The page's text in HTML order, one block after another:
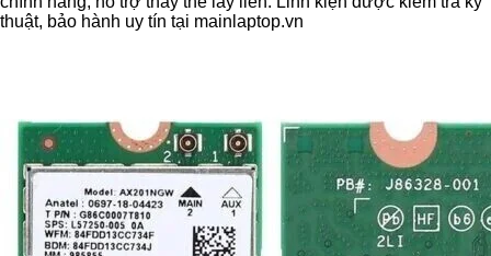
thuật, bảo hành uy tín tại mainlaptop.vn